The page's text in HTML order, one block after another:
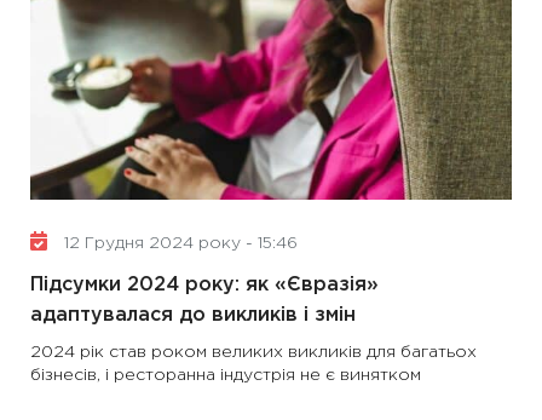
12 Грудня 2024 року - 15:46
Підсумки 2024 року: як «Євразія»
адаптувалася до викликів і змін
2024 рік став роком великих викликів для багатьох
бізнесів, і ресторанна індустрія не є винятком